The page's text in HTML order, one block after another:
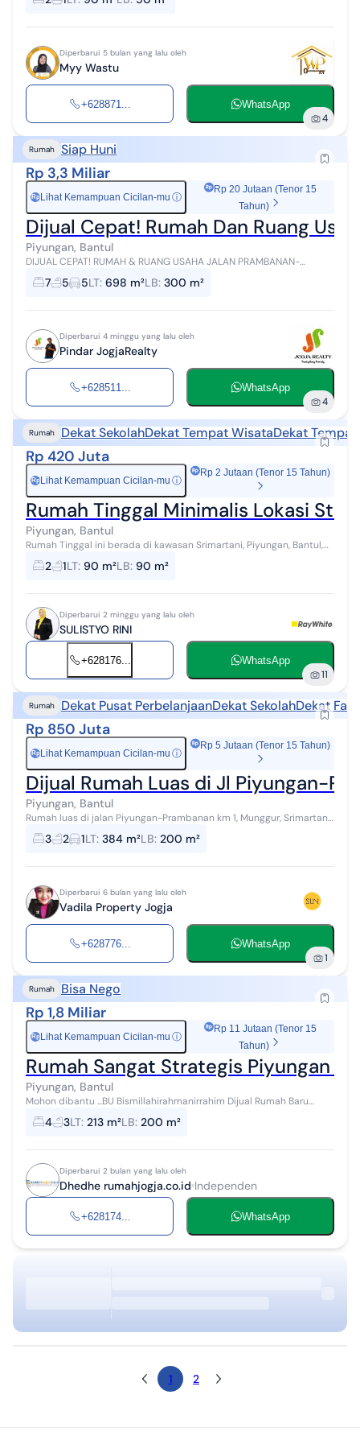
akses mudah menuju RSUD P...
Diperbarui 5 bulan yang lalu oleh
Myy Wastu
+628871... WhatsApp
4
Rumah Siap Huni
Rp 3,3 Miliar
Rp Lihat Kemampuan Cicilan-mu ⓘ
Rp 20 Jutaan (Tenor 15
Tahun)
Dijual Cepat! Rumah Dan Ruang
Piyungan, Bantul
DIJUAL CEPAT! RUMAH & RUANG USAHA JALAN PRAMBANAN-
PIYUNGAN Luas tanah 698 m², bangunan 300 m², SHM, siap pakai!
Terdiri dari 7 kamar tidur, 5 k...
7 5 5LT: 698 m²LB: 300 m²
Diperbarui 4 minggu yang lalu oleh
Pindar JogjaRealty
+628511... WhatsApp
4
Rumah Dekat SekolahDekat Tempat WisataDekat
Rp 420 Juta
Rp Lihat Kemampuan Cicilan-mu ⓘ
Rp 2 Jutaan (Tenor 15 Tahun)
Rumah Tinggal Minimalis Lokasi
Piyungan, Bantul
Rumah Tinggal ini berada di kawasan Srimartani, Piyungan, Bantul,
lingkungan yang masih asri dengan udara sejuk serta akses yang
mudah menuju Kota ...
2 1LT: 90 m²LB: 90 m²
Diperbarui 2 minggu yang lalu oleh
SULISTYO RINI
+628176... WhatsApp
11
Rumah Dekat Pusat PerbelanjaanDekat SekolahDekat
Rp 850 Juta
Rp Lihat Kemampuan Cicilan-mu ⓘ
Rp 5 Jutaan (Tenor 15 Tahun)
Dijual Rumah Luas di Jl Piyungan-
Piyungan, Bantul
Rumah luas di jalan Piyungan-Prambanan km 1, Munggur, Srimartani,
Piyungan, Bantul ini mempunyai luas tanah 384 m2, lebar muka 8.7
meter, panjang 4...
3 2 1LT: 384 m²LB: 200 m²
Diperbarui 6 bulan yang lalu oleh
Vadila Property Jogja
+628776... WhatsApp
1
Rumah Bisa Nego
Rp 1,8 Miliar
Rp Lihat Kemampuan Cicilan-mu ⓘ
Rp 11 Jutaan (Tenor 15
Tahun)
Rumah Sangat Strategis Piyungan
Piyungan, Bantul
Mohon dibantu ...BU Bismillahirahmanirrahim Dijual Rumah Baru
Mewah kwalitas Hotel bintang 5 , di Jalan Wonosari dekat dengan
lokasi wisata terfav...
4 3LT: 213 m²LB: 200 m²
Diperbarui 2 bulan yang lalu oleh
Dhedhe rumahjogja.co.id Independen
+628174... WhatsApp
1 2